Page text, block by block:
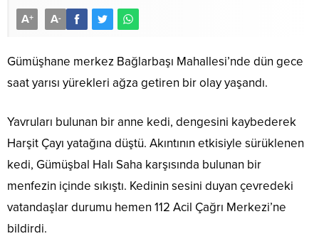
A+ A-
Gümüşhane merkez Bağlarbaşı Mahallesi’nde dün gece
saat yarısı yürekleri ağza getiren bir olay yaşandı.
Yavruları bulunan bir anne kedi, dengesini kaybederek
Harşit Çayı yatağına düştü. Akıntının etkisiyle sürüklenen
kedi, Gümüşbal Halı Saha karşısında bulunan bir
menfezin içinde sıkıştı. Kedinin sesini duyan çevredeki
vatandaşlar durumu hemen 112 Acil Çağrı Merkezi’ne
bildirdi.